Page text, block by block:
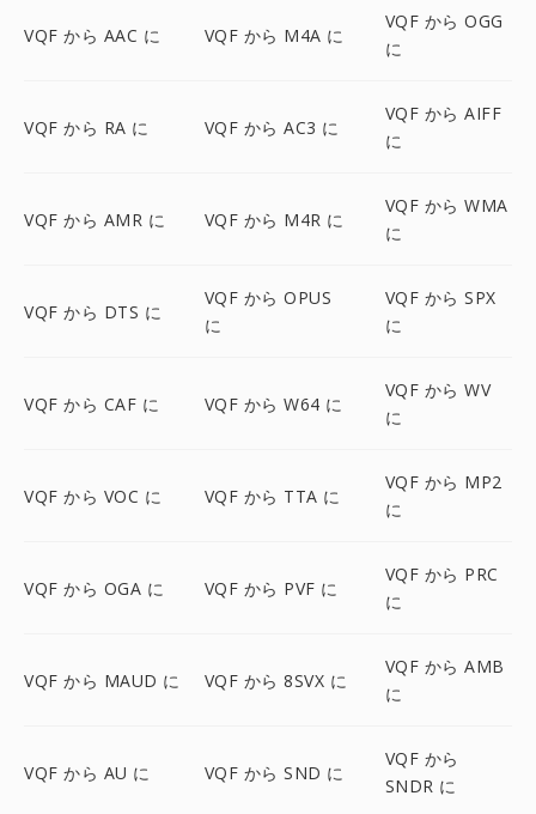
VQF から AAC に VQF から M4A に
VQF から OGG
に
VQF から RA に VQF から AC3 に
VQF から AIFF
に
VQF から AMR に VQF から M4R に
VQF から WMA
に
VQF から DTS に
VQF から OPUS
に
VQF から SPX
に
VQF から CAF に VQF から W64 に
VQF から WV
に
VQF から VOC に VQF から TTA に
VQF から MP2
に
VQF から OGA に VQF から PVF に
VQF から PRC
に
VQF から MAUD に VQF から 8SVX に
VQF から AMB
に
VQF から AU に VQF から SND に
VQF から
SNDR に